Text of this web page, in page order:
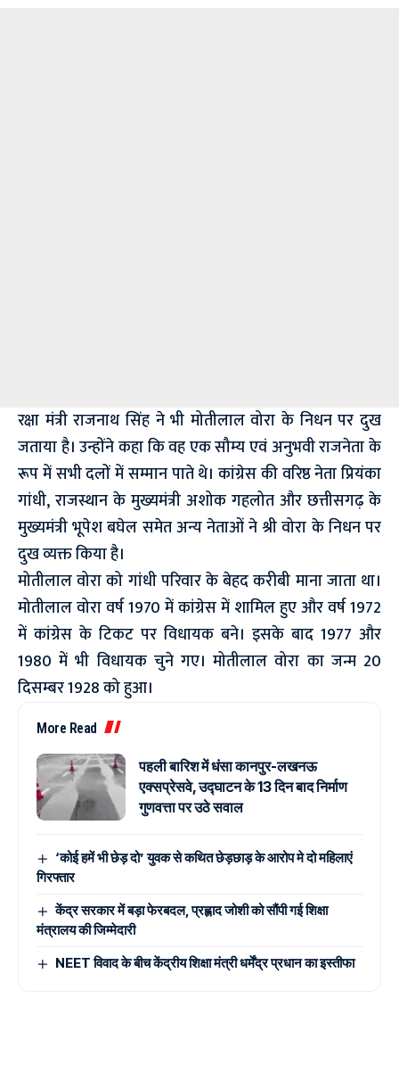
रक्षा मंत्री राजनाथ सिंह ने भी मोतीलाल वोरा के निधन पर दुख
जताया है। उन्होंने कहा कि वह एक सौम्य एवं अनुभवी राजनेता के
रूप में सभी दलों में सम्मान पाते थे। कांग्रेस की वरिष्ठ नेता प्रियंका
गांधी, राजस्थान के मुख्यमंत्री अशोक गहलोत और छत्तीसगढ़ के
मुख्यमंत्री भूपेश बघेल समेत अन्य नेताओं ने श्री वोरा के निधन पर
दुख व्यक्त किया है।
मोतीलाल वोरा को गांधी परिवार के बेहद करीबी माना जाता था।
मोतीलाल वोरा वर्ष 1970 में कांग्रेस में शामिल हुए और वर्ष 1972
में कांग्रेस के टिकट पर विधायक बने। इसके बाद 1977 और
1980 में भी विधायक चुने गए। मोतीलाल वोरा का जन्म 20
दिसम्बर 1928 को हुआ।
More Read
पहली बारिश में धंसा कानपुर-लखनऊ
एक्सप्रेसवे, उद्घाटन के 13 दिन बाद निर्माण
गुणवत्ता पर उठे सवाल
‘कोई हमें भी छेड़ दो’ युवक से कथित छेड़छाड़ के आरोप मे दो महिलाएं
गिरफ्तार
केंद्र सरकार में बड़ा फेरबदल, प्रह्लाद जोशी को सौंपी गई शिक्षा
मंत्रालय की जिम्मेदारी
NEET विवाद के बीच केंद्रीय शिक्षा मंत्री धर्मेंद्र प्रधान का इस्तीफा